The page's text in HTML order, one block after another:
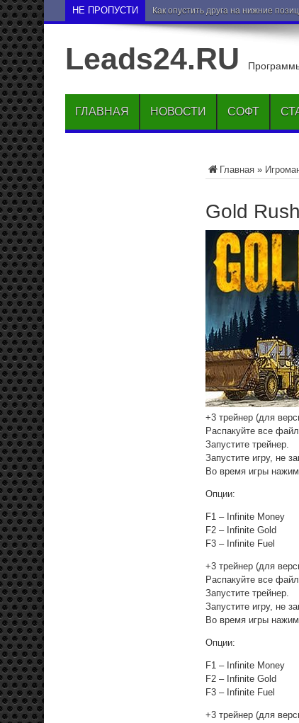
НЕ ПРОПУСТИ Как опустить друга на нижние
Leads24.RU
ГЛАВНАЯ НОВОСТИ СОФТ
Главная »
Gold
+3 трейнер (для
Распакуйте все
Запустите трейнер.
Запустите игру, не
Во время игры
Опции:
F1 – Infinite Money
F2 – Infinite Gold
F3 – Infinite Fuel
+3 трейнер (для
Распакуйте все
Запустите трейнер.
Запустите игру, не
Во время игры
Опции:
F1 – Infinite Money
F2 – Infinite Gold
F3 – Infinite Fuel
+3 трейнер (для